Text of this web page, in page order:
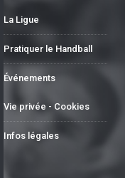
La Ligue
Pratiquer le Handball
Événements
Vie privée - Cookies
Infos légales